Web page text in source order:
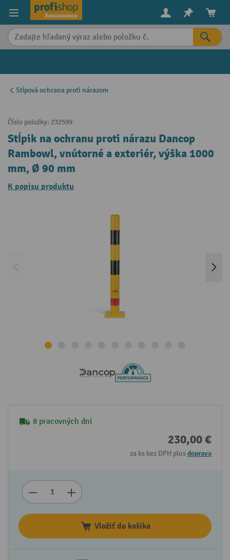
content
Stĺpová ochrana proti nárazom
Číslo položky: 232599
Stĺpik na ochranu proti nárazu Dancop
Rambowl, vnútorné a exteriér, výška 1000
mm, Ø 90 mm
K popisu produktu
8 pracovných dní
230,00 €
za ks bez DPH plusdoprava
Vložiť do košíka